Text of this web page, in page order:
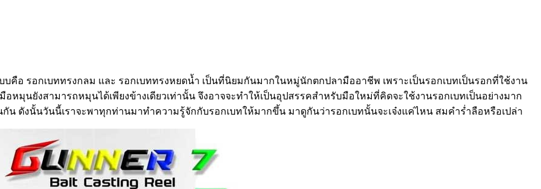
บคือ รอกเบททรงกลม และ รอกเบททรงหยดน้ำ เป็นที่นิยมกันมากในหมู่นักตกปลามืออาชีพ เพราะเป็นรอกเบทเป็นรอกที่ใช้งาน
มุนยังสามารถหมุนได้เพียงข้างเดียวเท่านั้น จึงอาจจะทำให้เป็นอุปสรรคสำหรับมือใหม่ที่คิดจะใช้งานรอกเบทเป็นอย่างมาก
ดังนั้นวันนี้เราจะพาทุกท่านมาทำความรู้จักกับรอกเบทให้มากขึ้น มาดูกันว่ารอกเบทนั้นจะเจ๋งแค่ไหน สมคำร่ำลือหรือเปล่า